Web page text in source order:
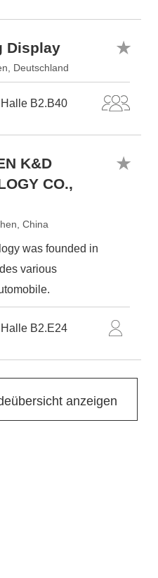
Display
Deutschland
Halle B2.B40
K&D
CO.,
China
was founded in
various
Halle B2.E24
anzeigen